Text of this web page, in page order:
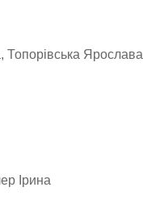
Топорівська Ярослава
Ірина